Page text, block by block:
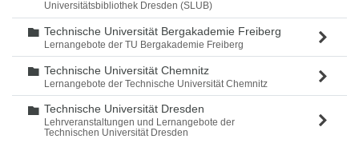
Universitätsbibliothek Dresden (SLUB)
Ordner
Technische Universität Bergakademie Freiberg
Lernangebote der TU Bergakademie Freiberg
Ordner
Technische Universität Chemnitz
Lernangebote der Technische Universität Chemnitz
Ordner
Technische Universität Dresden
Lehrveranstaltungen und Lernangebote der
Technischen Universität Dresden